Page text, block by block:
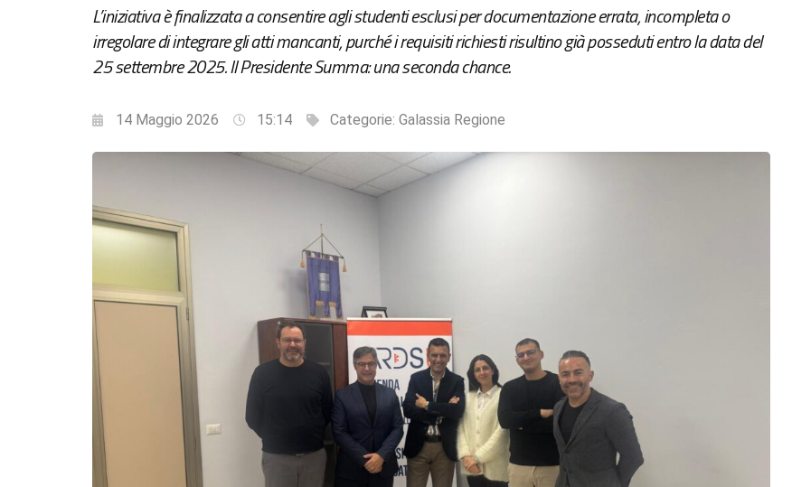
L’iniziativa è finalizzata a consentire agli studenti esclusi per documentazione errata, incompleta o
irregolare di integrare gli atti mancanti, purché i requisiti richiesti risultino già posseduti entro la data del
25 settembre 2025. Il Presidente Summa: una seconda chance.
14 Maggio 2026 15:14 Categorie: Galassia Regione